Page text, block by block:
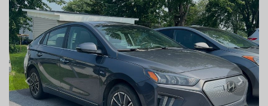
Previous Next